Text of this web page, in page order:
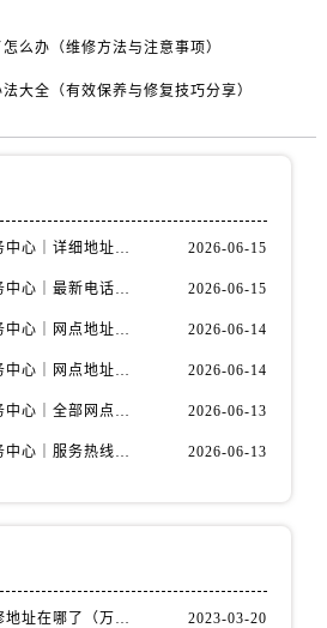
么办（维修方法与注意事项）
大全（有效保养与修复技巧分享）
上海万国官方售后服务中心｜详细地址与售后电话权威信息公示（2026年6月最新） 2026-06-15
上海万国官方售后服务中心｜最新电话及地址权威信息公示（2026年6月最新） 2026-06-15
上海万国官方售后服务中心｜网点地址及热线权威信息公示（2026年6月最新） 2026-06-14
上海万国官方售后服务中心｜网点地址与服务热线权威信息公示（2026年6月最新） 2026-06-14
上海万国官方售后服务中心｜全部网点地址电话权威信息公示（2026年6月最新） 2026-06-13
上海万国官方售后服务中心｜服务热线及办公地址权威信息公示（2026年6月最新） 2026-06-13
万国手表在深圳的维修地址在哪了（万国手表如何更换表带） 2023-03-20